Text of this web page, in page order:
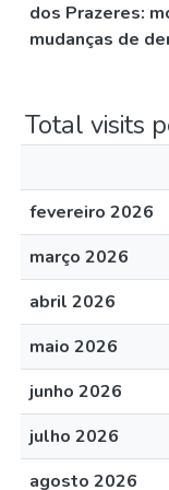
dos Prazeres:
mudanças de
Total visits
fevereiro 2026
março 2026
abril 2026
maio 2026
junho 2026
julho 2026
agosto 2026